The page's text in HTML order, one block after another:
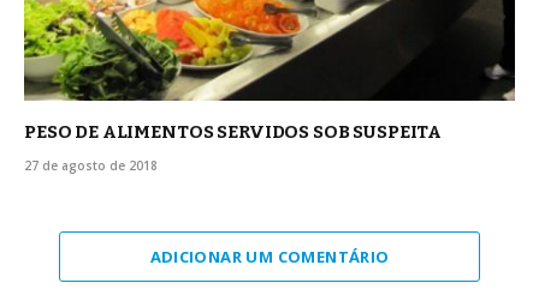
PESO DE ALIMENTOS SERVIDOS SOB SUSPEITA
27 de agosto de 2018
ADICIONAR UM COMENTÁRIO